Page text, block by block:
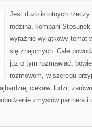
Jest dużo istotnych
rodzina, kompani
wyraźnie wyjątkowy temat
się znajomych. Całe
już o tym rozmawiać,
rozmowom, w szeregu
ciekawi ludzi,
zmysłów partnera i